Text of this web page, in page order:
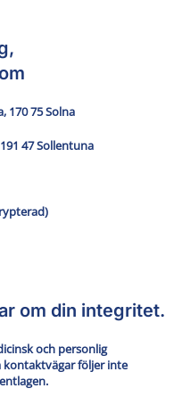
170 75 Solna
47 Sollentuna
om din integritet.
och personlig
kontaktvägar följer inte